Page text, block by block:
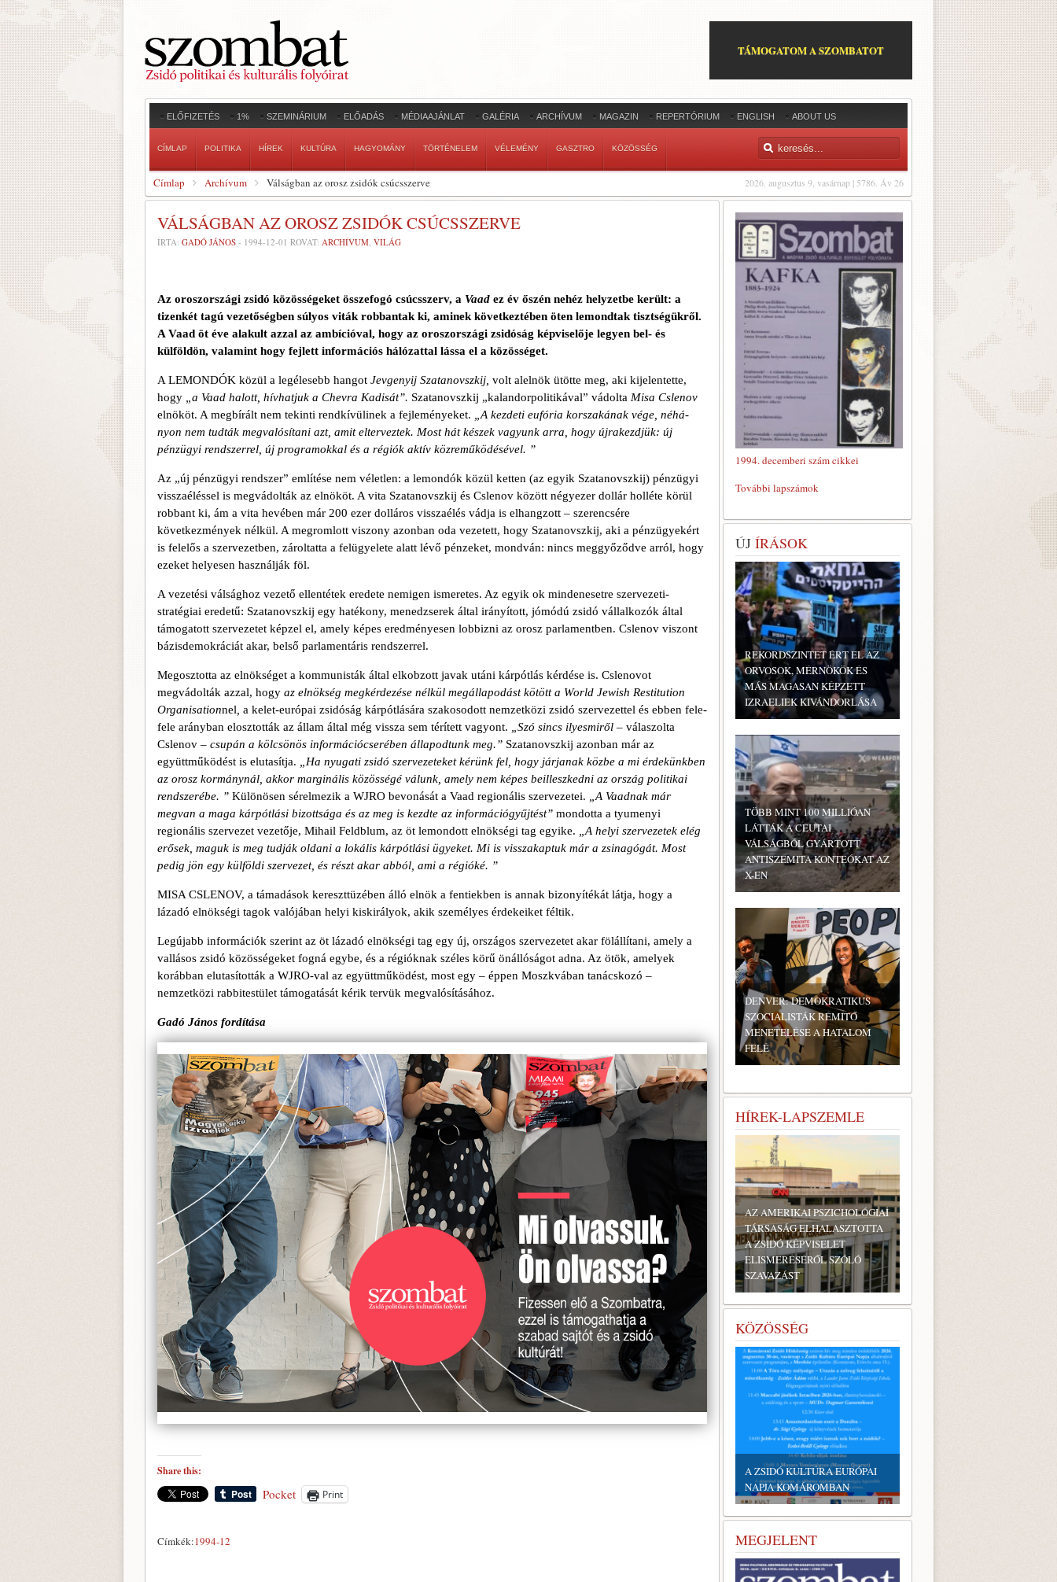
TÁMOGATOM A SZOMBATOT
ELŐFIZETÉS 1% SZEMINÁRIUM ELŐADÁS MÉDIAAJÁNLAT GALÉRIA ARCHÍVUM MAGAZIN REPERTÓRIUM ENGLISH ABOUT US
CÍMLAP POLITIKA HÍREK KULTÚRA HAGYOMÁNY TÖRTÉNELEM VÉLEMÉNY GASZTRO KÖZÖSSÉG
2026. augusztus 9, vasárnap | 5786. Áv 26
Címlap Archívum Válságban az orosz zsidók csúcsszerve
VÁLSÁGBAN AZ OROSZ ZSIDÓK CSÚCSSZERVE
ÍRTA: GADÓ JÁNOS - 1994-12-01 ROVAT: ARCHÍVUM, VILÁG
Az oroszországi zsidó közösségeket összefogó csúcsszerv, a Vaad ez év őszén nehéz helyzetbe került: a
tizenkét tagú vezetőségben súlyos viták robbantak ki, aminek következtében öten lemondtak tisztségükről.
A Vaad öt éve alakult azzal az ambícióval, hogy az oroszországi zsidóság képviselője legyen bel- és
külföldön, valamint hogy fejlett információs hálózattal lássa el a közösséget.
A LEMONDÓK közül a legélesebb hangot Jevgenyij Szatanovszkij, volt alelnök ütötte meg, aki kijelen­tette,
hogy
„a Vaad halott, hívhatjuk a Chevra Kadisát”. Szatanovszkij „kalandorpolitikával” vádolta Misa Cslenov
elnököt. A megbírált nem tekinti rendkívülinek a fejleményeket.
„A kezdeti eufória korszakának vége, néhá­
nyon nem tudták megvalósítani azt, amit elterveztek. Most hát készek vagyunk arra, hogy újrakezdjük: új
pénzügyi rendszerrel, új programokkal és a régiók aktív közreműkö­désével. ”
Az „új pénzügyi rendszer” említése nem véletlen: a lemondók közül ketten (az egyik Szatanovszkij) pénzügyi
visszaéléssel is megvádolták az elnököt. A vita Szatanovszkij és Cslenov között négyezer dollár holléte körül
robbant ki, ám a vita hevében már 200 ezer dolláros visszaélés vádja is elhangzott – szerencsére
következmények nélkül. A meg­romlott viszony azonban oda vezetett, hogy Szatanovszkij, aki a pénzügyekért
is felelős a szervezetben, zároltatta a felügyelete alatt lévő pénzeket, mondván: nincs meggyő­ződve arról, hogy
ezeket helyesen használják föl.
A vezetési válsághoz vezető ellentétek eredete nemigen ismeretes. Az egyik ok mindenesetre szervezeti-
stratégiai eredetű: Szatanovszkij egy hatékony, menedzserek által irányított, jómódú zsidó vállalkozók által
támogatott szervezetet képzel el, amely képes eredményesen lobbizni az orosz parlamentben. Cslenov viszont
bázisdemokráciát akar, belső parlamentáris rendszerrel.
Megosztotta az elnökséget a kommunisták által elkobzott javak utáni kárpótlás kérdése is. Cslenovot
megvádolták azzal, hogy az elnökség megkérdezése nélkül megállapodást kötött a World Jewish Restitution
Organisationnel a kelet­-európai zsidóság kárpótlására szakosodott nemzetközi zsidó szervezettel és ebben fele-
fele arányban elosztották az állam által még vissza sem térített vagyont.
„Szó sincs ilyesmiről – válaszolta
Cslenov – csupán a kölcsönös információcserében állapodtunk meg.” Szatanovszkij azonban már az
együttműködést is elutasítja.
„Ha nyugati zsidó szervezeteket kérünk fel, hogy járjanak közbe a mi érdekünkben
az orosz kormánynál, akkor marginális közösségé válunk, amely nem képes beilleszkedni az ország politikai
rendszerébe. ” Különösen sérelmezik a WJRO bevonását a Vaad regionális szervezetei.
„A Vaadnak már
megvan a maga kárpótlási bizottsága és az meg is kezdte az információgyűjtést” mon­dotta a tyumenyi
regionális szervezet vezetője, Mihail Feldblum, az öt lemondott elnökségi tag egyike.
„A helyi szervezetek elég
erősek, maguk is meg tudják oldani a lokális kárpótlási ügyeket. Mi is visszakaptuk már a zsinagógát. Most
pedig jön egy külföldi szervezet, és részt akar abból, ami a régióké. ”
MISA CSLENOV, a támadások kereszttüzében álló elnök a fentiekben is annak bizonyítékát látja, hogy a
lázadó elnökségi tagok valójában helyi kiskirályok, akik személyes érdekeiket féltik.
Legújabb információk szerint az öt lázadó elnökségi tag egy új, országos szervezetet akar fölállítani, amely a
vallásos zsidó közösségeket fogná egybe, és a régióknak széles körű önállóságot adna. Az ötök, amelyek
korábban elutasították a WJRO-val az együttműködést, most egy – éppen Moszkvá­ban tanácskozó –
nemzetközi rabbitestület támogatását kérik tervük megvalósításához.
Gadó János fordítása
Share this:
Pocket Print
Címkék:1994-12
1994. decemberi szám cikkei
További lapszámok
ÚJ ÍRÁSOK
REKORDSZINTET ÉRT EL AZ
ORVOSOK, MÉRNÖKÖK ÉS
MÁS MAGASAN KÉPZETT
IZRAELIEK KIVÁNDORLÁSA
TÖBB MINT 100 MILLIÓAN
LÁTTÁK A CEUTAI
VÁLSÁGBÓL GYÁRTOTT
ANTISZEMITA KONTEÓKAT AZ
X-EN
DENVER: DEMOKRATIKUS
SZOCIALISTÁK RÉMÍTŐ
MENETELÉSE A HATALOM
FELÉ
HÍREK-LAPSZEMLE
AZ AMERIKAI PSZICHOLÓGIAI
TÁRSASÁG ELHALASZTOTTA
A ZSIDÓ KÉPVISELET
ELISMERÉSÉRŐL SZÓLÓ
SZAVAZÁST
KÖZÖSSÉG
A ZSIDÓ KULTÚRA EURÓPAI
NAPJA KOMÁROMBAN
MEGJELENT